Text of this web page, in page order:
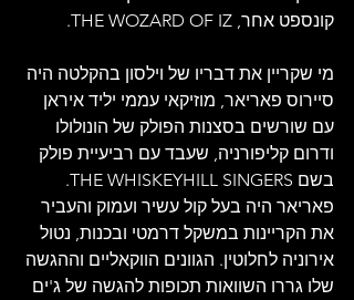
קונספט אחר, THE WOZARD OF IZ.
מי שקריין את דבריו של וילסון בהקלטה היה
סיירוס פאריאר, מוזיקאי עממי יליד איראן
עם שורשים בסצנות הפולק של הונולולו
ודרום קליפורניה, שעבד עם רביעיית פולק
בשם THE WHISKEYHILL SINGERS.
פאריאר היה בעל קול עשיר ועמוק והעביר
את הקריינות במשקל דרמטי ובכנות, נטול
אירוניה לחלוטין. הגוונים הווקאליים וההגשה
שלו גררו השוואות תכופות להגשה של ג'ים